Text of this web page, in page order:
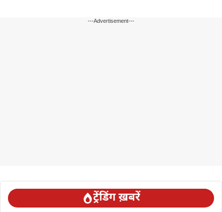
---Advertisement---
ट्रेंडिंग ख़बरें